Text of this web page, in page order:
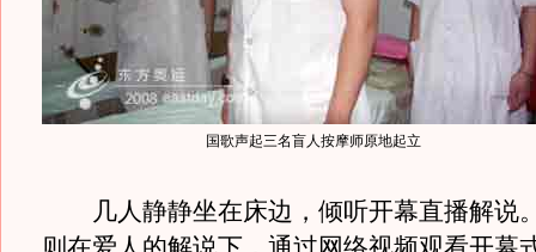
国歌声起三名盲人按摩师原地起立
几人静静坐在床边，倾听开幕直播解说